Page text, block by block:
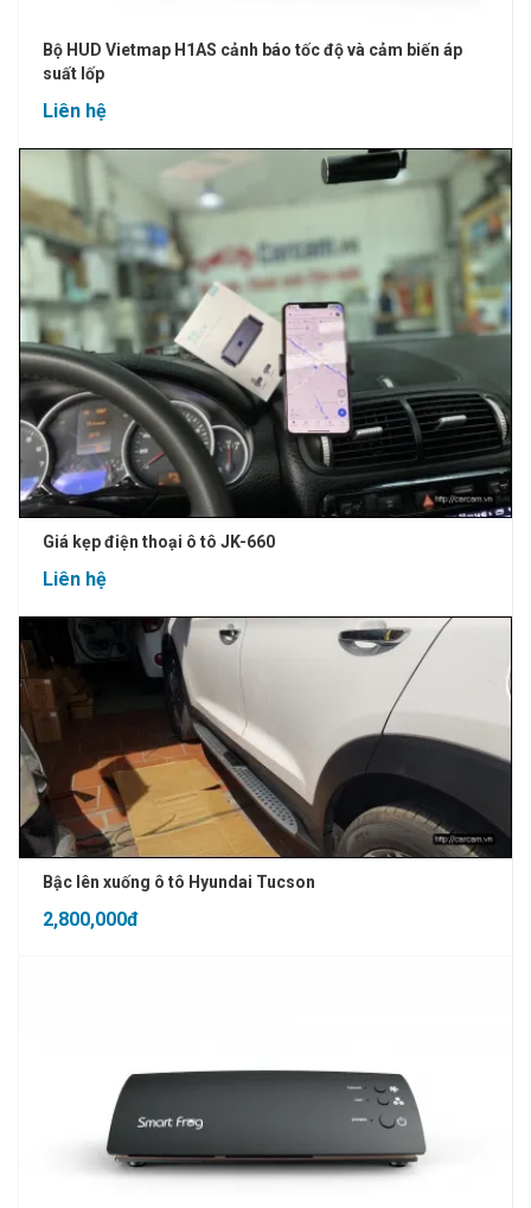
Bộ HUD Vietmap H1AS cảnh báo tốc độ và cảm biến áp
suất lốp
Liên hệ
Giá kẹp điện thoại ô tô JK-660
Liên hệ
Bậc lên xuống ô tô Hyundai Tucson
2,800,000đ